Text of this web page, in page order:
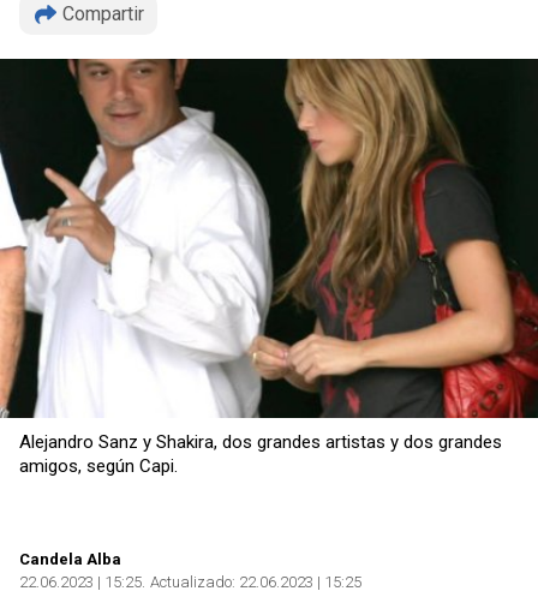
Compartir
Copiar
Alejandro Sanz y Shakira, dos grandes artistas y dos grandes
amigos, según Capi.
Candela Alba
22.06.2023 | 15:25 Actualizado: 22.06.2023 | 15:25